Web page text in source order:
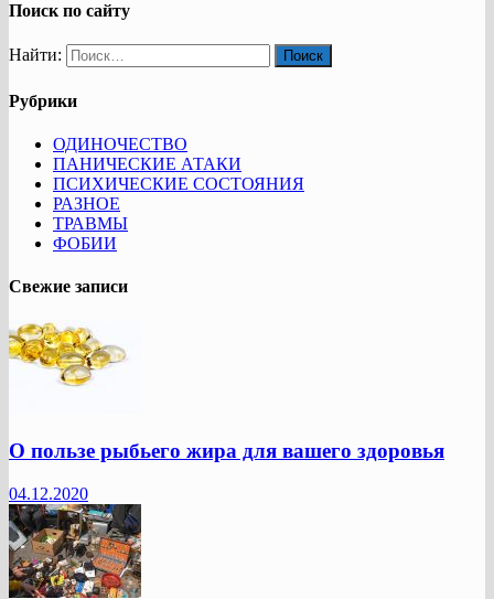
Поиск по сайту
Найти:
Рубрики
ОДИНОЧЕСТВО
ПАНИЧЕСКИЕ АТАКИ
ПСИХИЧЕСКИЕ СОСТОЯНИЯ
РАЗНОЕ
ТРАВМЫ
ФОБИИ
Свежие записи
О пользе рыбьего жира для вашего здоровья
04.12.2020